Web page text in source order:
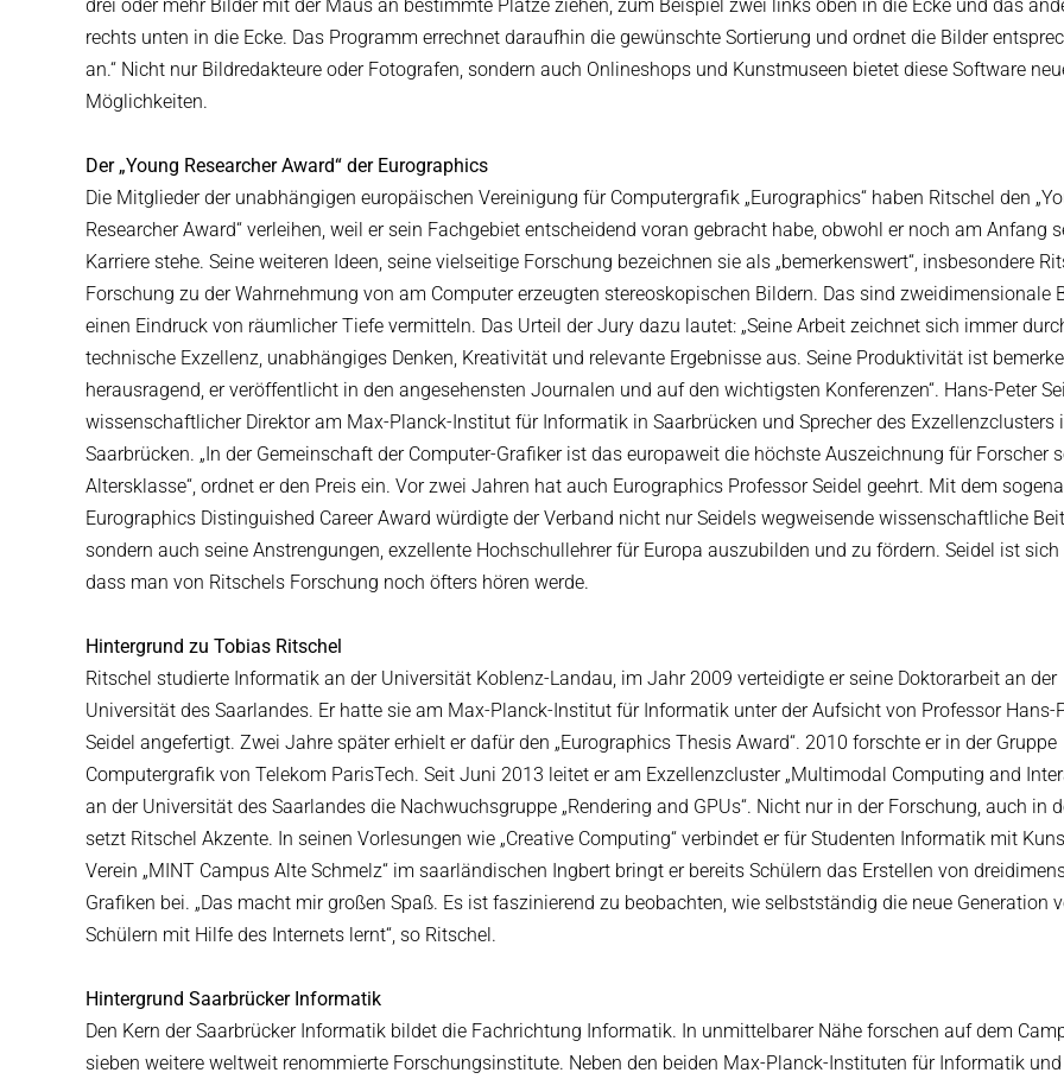
drei oder mehr Bilder mit der Maus an bestimmte Plätze ziehen, zum Beispiel zwei links oben in die Ecke und das
rechts unten in die Ecke. Das Programm errechnet daraufhin die gewünschte Sortierung und ordnet die Bilder
an.“ Nicht nur Bildredakteure oder Fotografen, sondern auch Onlineshops und Kunstmuseen bietet diese Software
Möglichkeiten.
Der „Young Researcher Award“ der Eurographics
Die Mitglieder der unabhängigen europäischen Vereinigung für Computergrafik „Eurographics“ haben Ritschel den
Researcher Award“ verleihen, weil er sein Fachgebiet entscheidend voran gebracht habe, obwohl er noch am Anfang
Karriere stehe. Seine weiteren Ideen, seine vielseitige Forschung bezeichnen sie als „bemerkenswert“, insbesondere
Forschung zu der Wahrnehmung von am Computer erzeugten stereoskopischen Bildern. Das sind zweidimensionale
einen Eindruck von räumlicher Tiefe vermitteln. Das Urteil der Jury dazu lautet: „Seine Arbeit zeichnet sich immer
technische Exzellenz, unabhängiges Denken, Kreativität und relevante Ergebnisse aus. Seine Produktivität ist
herausragend, er veröffentlicht in den angesehensten Journalen und auf den wichtigsten Konferenzen“. Hans-Peter
wissenschaftlicher Direktor am Max-Planck-Institut für Informatik in Saarbrücken und Sprecher des Exzellenzclusters
Saarbrücken. „In der Gemeinschaft der Computer-Grafiker ist das europaweit die höchste Auszeichnung für Forscher
Altersklasse“, ordnet er den Preis ein. Vor zwei Jahren hat auch Eurographics Professor Seidel geehrt. Mit dem
Eurographics Distinguished Career Award würdigte der Verband nicht nur Seidels wegweisende wissenschaftliche
sondern auch seine Anstrengungen, exzellente Hochschullehrer für Europa auszubilden und zu fördern. Seidel ist sich
dass man von Ritschels Forschung noch öfters hören werde.
Hintergrund zu Tobias Ritschel
Ritschel studierte Informatik an der Universität Koblenz-Landau, im Jahr 2009 verteidigte er seine Doktorarbeit an der
Universität des Saarlandes. Er hatte sie am Max-Planck-Institut für Informatik unter der Aufsicht von Professor Hans-
Seidel angefertigt. Zwei Jahre später erhielt er dafür den „Eurographics Thesis Award“. 2010 forschte er in der Gruppe
Computergrafik von Telekom ParisTech. Seit Juni 2013 leitet er am Exzellenzcluster „Multimodal Computing and
an der Universität des Saarlandes die Nachwuchsgruppe „Rendering and GPUs“. Nicht nur in der Forschung, auch in
setzt Ritschel Akzente. In seinen Vorlesungen wie „Creative Computing“ verbindet er für Studenten Informatik mit
Verein „MINT Campus Alte Schmelz“ im saarländischen Ingbert bringt er bereits Schülern das Erstellen von
Grafiken bei. „Das macht mir großen Spaß. Es ist faszinierend zu beobachten, wie selbstständig die neue Generation
Schülern mit Hilfe des Internets lernt“, so Ritschel.
Hintergrund Saarbrücker Informatik
Den Kern der Saarbrücker Informatik bildet die Fachrichtung Informatik. In unmittelbarer Nähe forschen auf dem
sieben weitere weltweit renommierte Forschungsinstitute. Neben den beiden Max-Planck-Instituten für Informatik und